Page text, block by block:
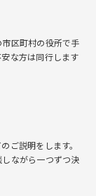
区町村の役所で⼿
な⽅は同⾏します
ご説明をします。
ながら⼀つずつ決